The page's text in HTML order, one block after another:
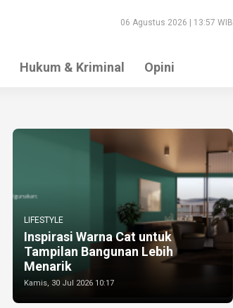
06 Agustus 2026 | 13:57 WIB
Hukum & Kriminal Opini
LIFESTYLE
Inspirasi Warna Cat untuk
Tampilan Bangunan Lebih
Menarik
Kamis, 30 Jul 2026 10:17